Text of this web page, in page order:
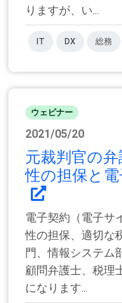
りますが、い...
IT DX 総務
ウェビナー
2021/05/20
元裁判官の
性の担保と
電子契約（電子サ
性の担保、適切な
門、情報システム
顧問弁護士、税理
になります...